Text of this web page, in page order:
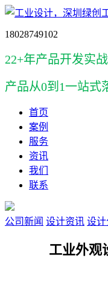
18028749102
22+年产品开发实
产品从0到1一站式
首页
案例
服务
资讯
我们
联系
公司新闻 设计资讯 设
工业外观